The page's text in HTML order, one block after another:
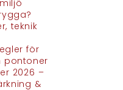
teknik
för
pontoner
2026 –
&